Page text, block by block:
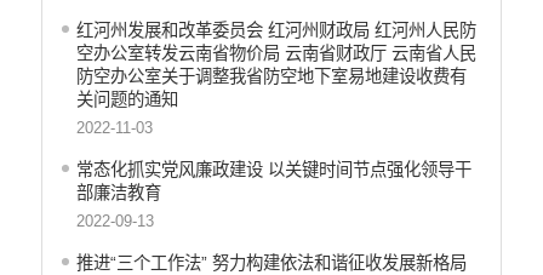
林业信息
教育教学
医疗卫生
重大建设项目信息
自然资源
公共资源交易信息
红河州发展和改革委员会 红河州财政局 红河州人民防
空办公室转发云南省物价局 云南省财政厅 云南省人民
防空办公室关于调整我省防空地下室易地建设收费有
关问题的通知
2022-11-03
常态化抓实党风廉政建设 以关键时间节点强化领导干
部廉洁教育
2022-09-13
推进“三个工作法” 努力构建依法和谐征收发展新格局